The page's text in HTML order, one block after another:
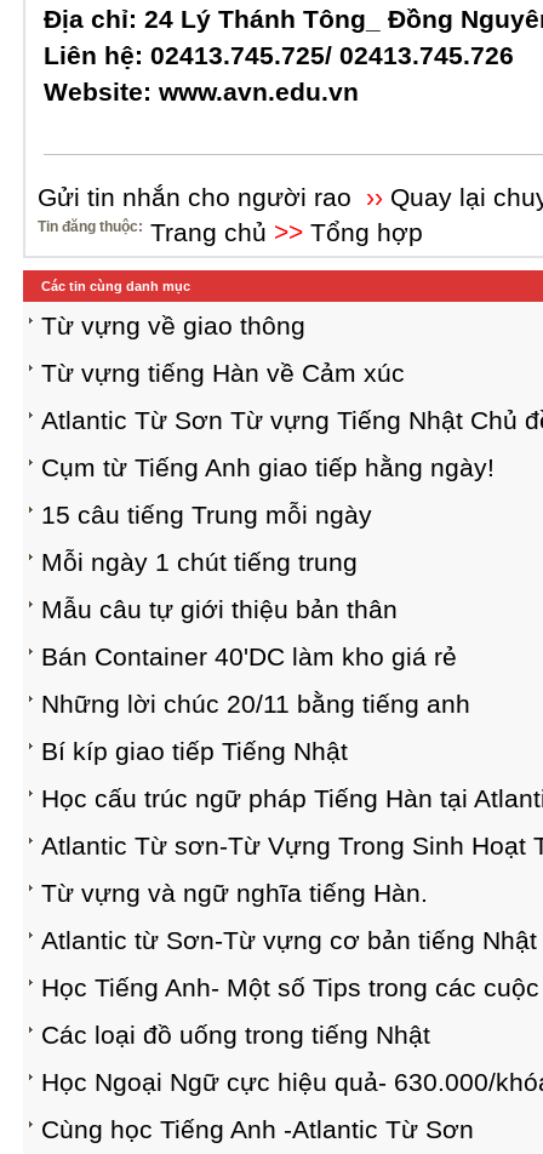
Địa chỉ: 24 Lý Thánh Tông_ Đồng
Liên hệ: 02413.745.725/ 02413.745.726
Website: www.avn.edu.vn
Gửi tin nhắn cho người rao ›› Quay lại
Tin đăng thuộc: Trang chủ >> Tổng hợp
Các tin cùng danh mục
Từ vựng về giao thông
Từ vựng tiếng Hàn về Cảm xúc
Atlantic Từ Sơn Từ vựng Tiếng Nhật Chủ
Cụm từ Tiếng Anh giao tiếp hằng ngày!
15 câu tiếng Trung mỗi ngày
Mỗi ngày 1 chút tiếng trung
Mẫu câu tự giới thiệu bản thân
Bán Container 40'DC làm kho giá rẻ
Những lời chúc 20/11 bằng tiếng anh
Bí kíp giao tiếp Tiếng Nhật
Học cấu trúc ngữ pháp Tiếng Hàn tại
Atlantic Từ sơn-Từ Vựng Trong Sinh Hoạt
Từ vựng và ngữ nghĩa tiếng Hàn.
Atlantic từ Sơn-Từ vựng cơ bản tiếng Nhật
Học Tiếng Anh- Một số Tips trong các
Các loại đồ uống trong tiếng Nhật
Học Ngoại Ngữ cực hiệu quả- 630.000/
Cùng học Tiếng Anh -Atlantic Từ Sơn